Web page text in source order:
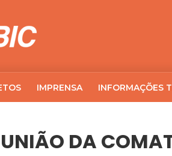
IMPRENSA INFORMAÇÕES
DA